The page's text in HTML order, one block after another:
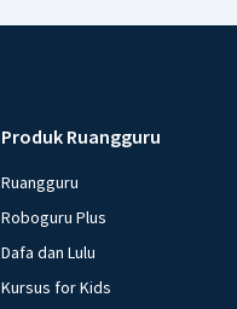
Produk Ruangguru
Ruangguru
Roboguru Plus
Dafa dan Lulu
Kursus for Kids